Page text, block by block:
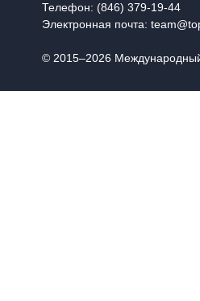
Телефон: (846) 379-19-44
Электронная почта:
© 2015–2026